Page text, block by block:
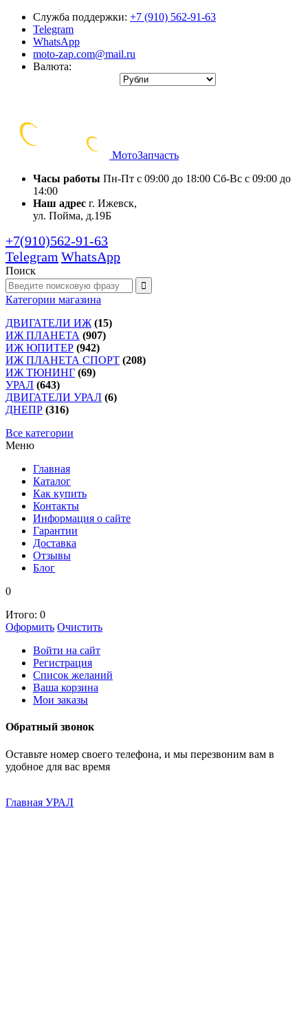
Служба поддержки: +7 (910) 562-91-63
Telegram
WhatsApp
moto-zap.com@mail.ru
Валюта:
МотоЗапчасть
Часы работы Пн-Пт с 09:00 до 18:00 Сб-Вс с 09:00 до
14:00
Наш адрес г. Ижевск,
ул. Пойма, д.19Б
+7(910)562-91-63
Telegram WhatsApp
Поиск
Категории магазина
ДВИГАТЕЛИ ИЖ (15)
ИЖ ПЛАНЕТА (907)
ИЖ ЮПИТЕР (942)
ИЖ ПЛАНЕТА СПОРТ (208)
ИЖ ТЮНИНГ (69)
УРАЛ (643)
ДВИГАТЕЛИ УРАЛ (6)
ДНЕПР (316)
Все категории
Меню
Главная
Каталог
Как купить
Контакты
Информация о сайте
Гарантии
Доставка
Отзывы
Блог
0
Итого: 0
Оформить Очистить
Войти на сайт
Регистрация
Список желаний
Ваша корзина
Мои заказы
Обратный звонок
Оставьте номер своего телефона, и мы перезвоним вам в
удобное для вас время
Главная УРАЛ